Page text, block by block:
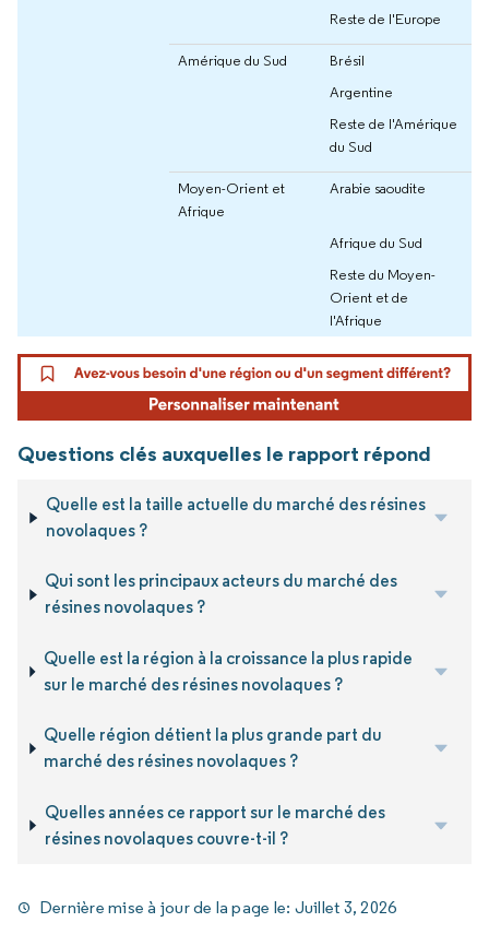
Reste de l'Europe
Amérique du Sud
Brésil
Argentine
Reste de l'Amérique
du Sud
Moyen-Orient et
Afrique
Arabie saoudite
Afrique du Sud
Reste du Moyen-
Orient et de
l'Afrique
Questions clés auxquelles le rapport répond
Quelle est la taille actuelle du marché des résines
novolaques ?
Qui sont les principaux acteurs du marché des
résines novolaques ?
Quelle est la région à la croissance la plus rapide
sur le marché des résines novolaques ?
Quelle région détient la plus grande part du
marché des résines novolaques ?
Quelles années ce rapport sur le marché des
résines novolaques couvre-t-il ?
Dernière mise à jour de la page le: Juillet 3, 2026